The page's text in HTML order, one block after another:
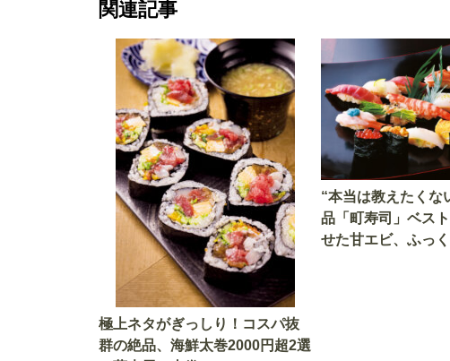
関連記事
極上ネタがぎっしり！コスパ抜
群の絶品、海鮮太巻2000円超2選
“本当は教えたくな
品「町寿司」ベス
せた甘エビ、ふっ